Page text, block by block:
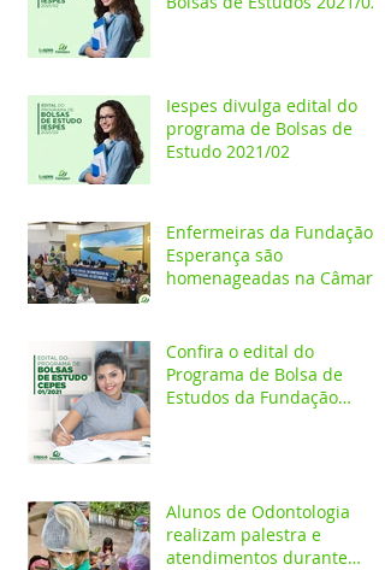
Iespes divulga edital do
programa de Bolsas de
Estudo 2021/02
Enfermeiras da Fundação
Esperança são
homenageadas na Câmara
Confira o edital do
Programa de Bolsa de
Estudos da Fundação
Alunos de Odontologia
realizam palestra e
atendimentos durante